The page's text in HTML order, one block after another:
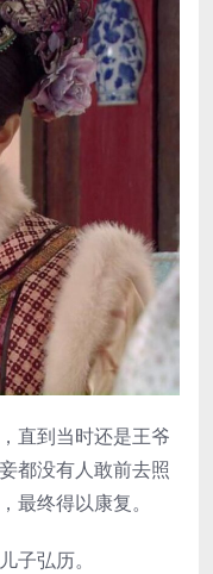
直到当时还是王爷
都没有人敢前去照
最终得以康复。
子弘历。